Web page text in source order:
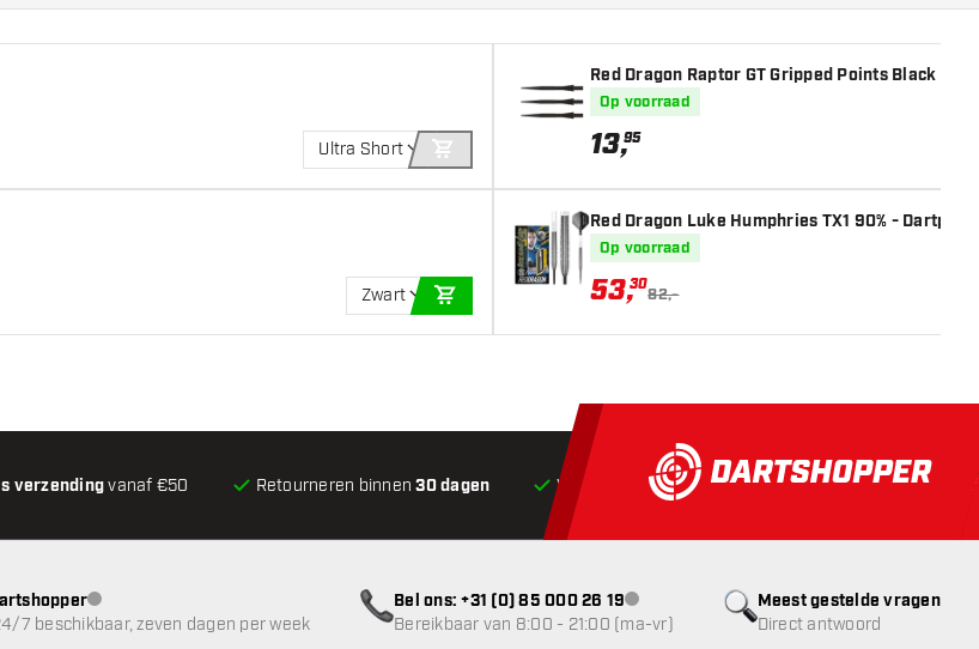
Ultra Short
IN WINKELWAGEN
Zwart
Red Dragon Raptor GT Gripped Points Black
Op voorraad
13,95
Red Dragon Luke Humphries TX1 90% -
Op voorraad
53,30
82,-
verzendingvanaf €50 Retourneren binnen30 dagen Voor 22:00 besteld,vandaag verstuurd*
Meest gestelde vragen
Direct antwoord
klantenservice niet beschikbaar
7 beschikbaar, zeven dagen per week
Bel ons: +31 (0) 85 000 26 19klantenservice niet beschikbaar
Bereikbaar van 8:00 - 21:00 (ma-vr)